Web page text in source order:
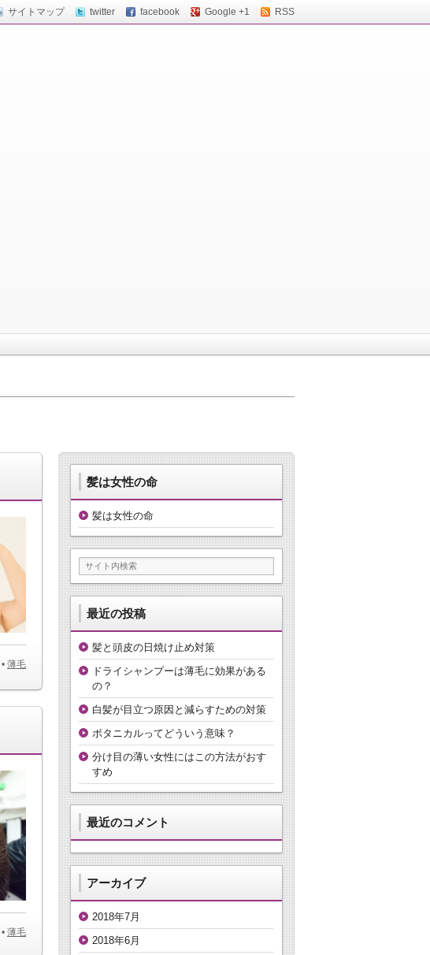
サイトマップ twitter facebook Google +1 RSS
• 薄毛
• 薄毛
髪は女性の命
髪は女性の命
最近の投稿
髪と頭皮の日焼け止め対策
ドライシャンプーは薄毛に効果がある
の？
白髪が目立つ原因と減らすための対策
ボタニカルってどういう意味？
分け目の薄い女性にはこの方法がおす
すめ
最近のコメント
アーカイブ
2018年7月
2018年6月